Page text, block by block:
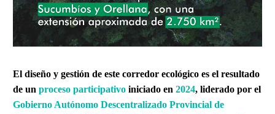
El diseño y gestión de este corredor ecológico es el resultado
de un proceso participativo iniciado en 2024, liderado por el
Gobierno Autónomo Descentralizado Provincial de